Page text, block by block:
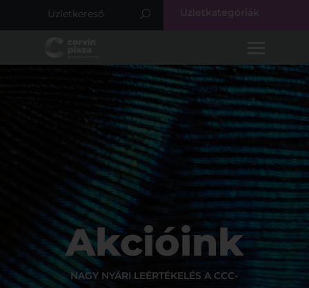
Üzletkategóriák
Akcióink
NAGY NYÁRI LEÉRTÉKELÉS A CCC-